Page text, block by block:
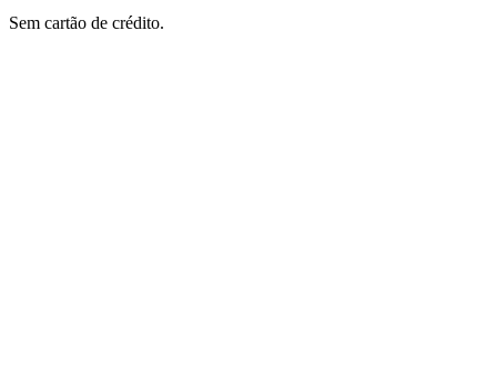
Sem cartão de crédito.